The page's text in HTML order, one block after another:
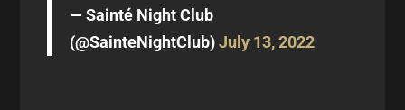
— Sainté Night Club
(@SainteNightClub)July 13, 2022